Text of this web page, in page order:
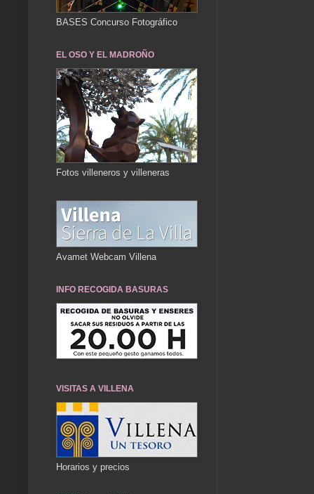
BASES Concurso Fotográfico
EL OSO Y EL MADROÑO
Fotos villeneros y villeneras
Avamet Webcam Villena
INFO RECOGIDA BASURAS
VISITAS A VILLENA
Horarios y precios